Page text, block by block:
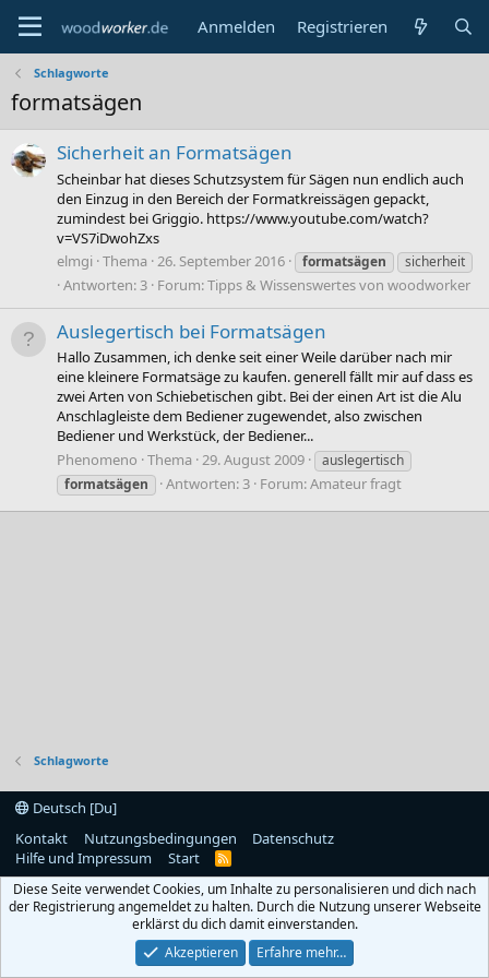
Anmelden Registrieren
Schlagworte
formatsägen
Sicherheit an Formatsägen
Scheinbar hat dieses Schutzsystem für Sägen nun endlich auch
den Einzug in den Bereich der Formatkreissägen gepackt,
zumindest bei Griggio. https://www.youtube.com/watch?
v=VS7iDwohZxs
elmgi Thema 26. September 2016 formatsägen sicherheit
Antworten: 3 Forum:Tipps & Wissenswertes von woodworker
Auslegertisch bei Formatsägen
Hallo Zusammen, ich denke seit einer Weile darüber nach mir
eine kleinere Formatsäge zu kaufen. generell fällt mir auf dass es
zwei Arten von Schiebetischen gibt. Bei der einen Art ist die Alu
Anschlagleiste dem Bediener zugewendet, also zwischen
Bediener und Werkstück, der Bediener...
Phenomeno Thema 29. August 2009
auslegertisch
formatsägen
Antworten: 3 Forum:Amateur fragt
Schlagworte
Deutsch [Du]
Kontakt
Nutzungsbedingungen
Datenschutz
Hilfe und Impressum
Start
R
S
Diese Seite verwendet Cookies, um Inhalte zu personalisieren und dich nach
der Registrierung angemeldet zu halten. Durch die Nutzung unserer Webseite
erklärst du dich damit einverstanden.
Akzeptieren
Erfahre mehr…